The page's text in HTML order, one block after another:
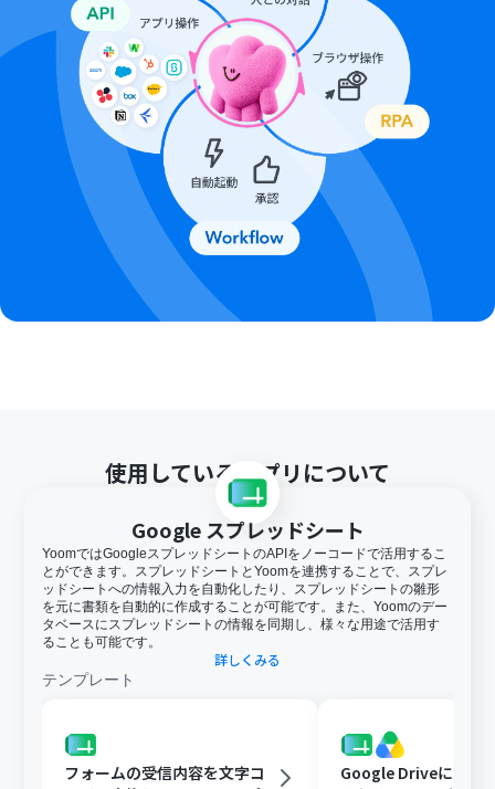
使用しているアプリについて
Google スプレッドシート
YoomではGoogleスプレッドシートのAPIをノーコードで活用するこ
とができます。スプレッドシートとYoomを連携することで、スプレ
ッドシートへの情報入力を自動化したり、スプレッドシートの雛形
を元に書類を自動的に作成することが可能です。また、Yoomのデー
タベースにスプレッドシートの情報を同期し、様々な用途で活用す
ることも可能です。
詳しくみる
テンプレート
フォームの受信内容を文字コ
Google Driveに文書